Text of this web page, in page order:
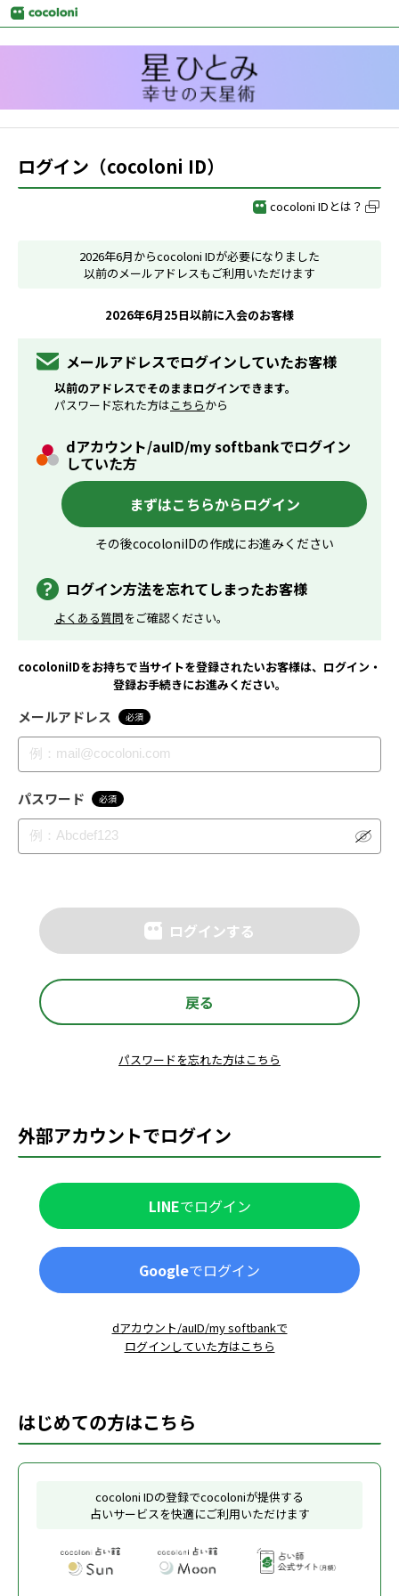
ログイン（cocoloni ID）
cocoloni IDとは？
2026年6月からcocoloni IDが必要になりました
以前のメールアドレスもご利用いただけます
2026年6月25日以前に入会のお客様
メールアドレスでログインしていたお客様
以前のアドレスでそのままログインできます。
パスワード忘れた方はこちらから
dアカウント/auID/my softbankでログイン
していた方
まずはこちらからログイン
その後cocoloniIDの作成にお進みください
ログイン方法を忘れてしまったお客様
よくある質問をご確認ください。
cocoloniIDをお持ちで当サイトを登録されたいお客様は、ログイン・
登録お手続きにお進みください。
メールアドレス 必須
パスワード 必須
ログインする
戻る
パスワードを忘れた方はこちら
外部アカウントでログイン
LINEでログイン
Googleでログイン
dアカウント/auID/my softbankで
ログインしていた方はこちら
はじめての方はこちら
cocoloni IDの登録でcocoloniが提供する
占いサービスを快適にご利用いただけます